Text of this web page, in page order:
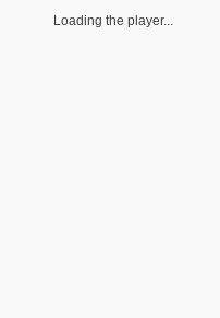
Loading the player...